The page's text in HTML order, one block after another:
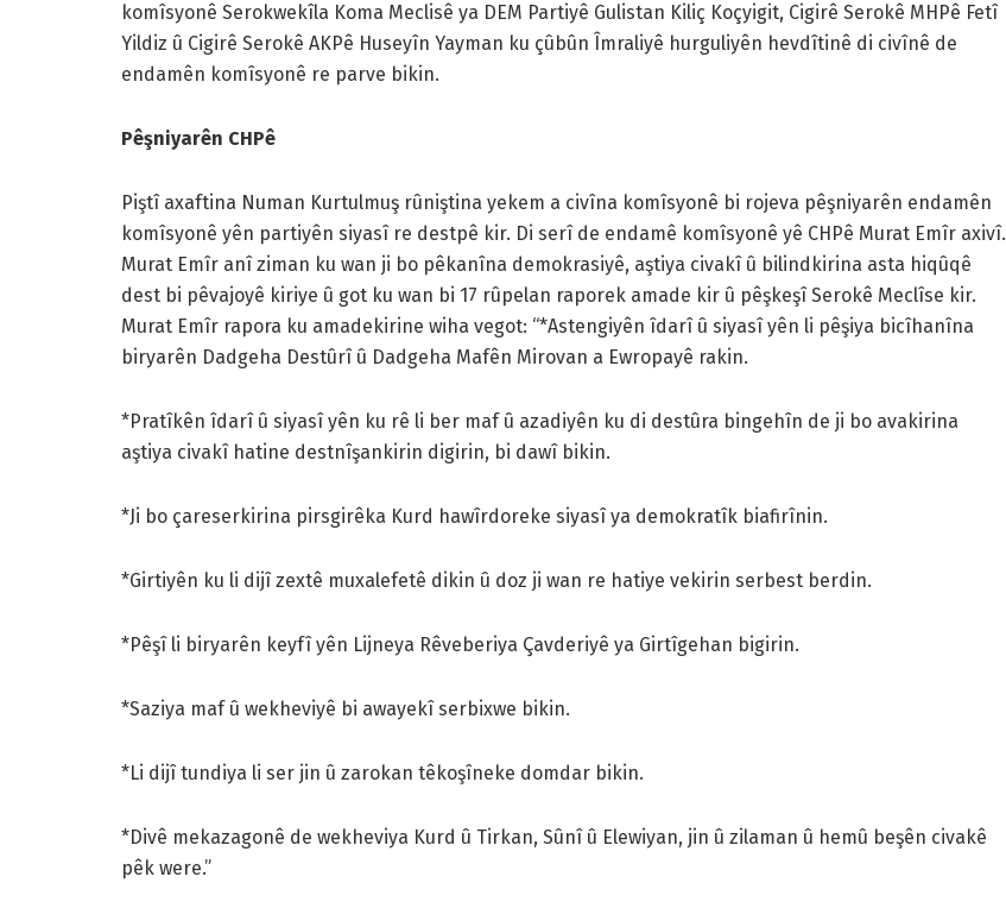
komîsyonê Serokwekîla Koma Meclisê ya DEM Partiyê Gulistan Kiliç Koçyigit, Cigirê Serokê MHPê Fetî
Yildiz û Cigirê Serokê AKPê Huseyîn Yayman ku çûbûn Îmraliyê hurguliyên hevdîtinê di civînê de
endamên komîsyonê re parve bikin.
Pêşniyarên CHPê
Piştî axaftina Numan Kurtulmuş rûniştina yekem a civîna komîsyonê bi rojeva pêşniyarên endamên
komîsyonê yên partiyên siyasî re destpê kir. Di serî de endamê komîsyonê yê CHPê Murat Emîr axivî.
Murat Emîr anî ziman ku wan ji bo pêkanîna demokrasiyê, aştiya civakî û bilindkirina asta hiqûqê
dest bi pêvajoyê kiriye û got ku wan bi 17 rûpelan raporek amade kir û pêşkeşî Serokê Meclîse kir.
Murat Emîr rapora ku amadekirine wiha vegot: “*Astengiyên îdarî û siyasî yên li pêşiya bicîhanîna
biryarên Dadgeha Destûrî û Dadgeha Mafên Mirovan a Ewropayê rakin.
*Pratîkên îdarî û siyasî yên ku rê li ber maf û azadiyên ku di destûra bingehîn de ji bo avakirina
aştiya civakî hatine destnîşankirin digirin, bi dawî bikin.
*Ji bo çareserkirina pirsgirêka Kurd hawîrdoreke siyasî ya demokratîk biafirînin.
*Girtiyên ku li dijî zextê muxalefetê dikin û doz ji wan re hatiye vekirin serbest berdin.
*Pêşî li biryarên keyfî yên Lijneya Rêveberiya Çavderiyê ya Girtîgehan bigirin.
*Saziya maf û wekheviyê bi awayekî serbixwe bikin.
*Li dijî tundiya li ser jin û zarokan têkoşîneke domdar bikin.
*Divê mekazagonê de wekheviya Kurd û Tirkan, Sûnî û Elewiyan, jin û zilaman û hemû beşên civakê
pêk were.”